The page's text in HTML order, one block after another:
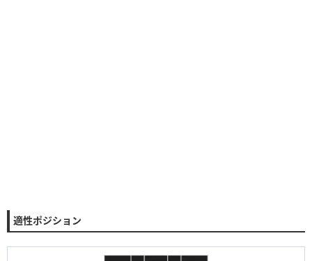
適性ポジション